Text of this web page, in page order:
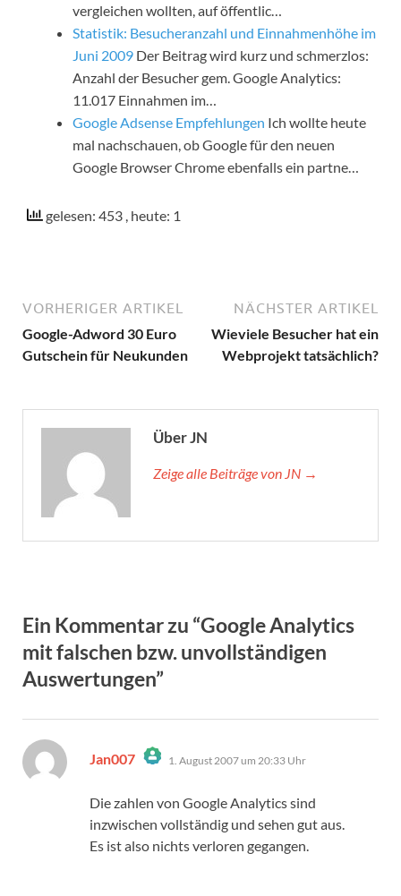
vergleichen wollten, auf öffentlic…
Statistik: Besucheranzahl und Einnahmenhöhe im
Juni 2009 Der Beitrag wird kurz und schmerzlos:
Anzahl der Besucher gem. Google Analytics:
11.017 Einnahmen im…
Google Adsense Empfehlungen Ich wollte heute
mal nachschauen, ob Google für den neuen
Google Browser Chrome ebenfalls ein partne…
gelesen: 453 , heute: 1
VORHERIGER ARTIKEL
Google-Adword 30 Euro
Gutschein für Neukunden
NÄCHSTER ARTIKEL
Wieviele Besucher hat ein
Webprojekt tatsächlich?
Über JN
Zeige alle Beiträge von JN →
Ein Kommentar zu “Google Analytics
mit falschen bzw. unvollständigen
Auswertungen”
Jan007 sagt:
Anti-Spam von CleanTalk
1. August 2007 um 20:33 Uhr
Die zahlen von Google Analytics sind
inzwischen vollständig und sehen gut aus.
Es ist also nichts verloren gegangen.